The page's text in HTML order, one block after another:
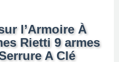
l’Armoire À
Rietti 9 armes
A Clé